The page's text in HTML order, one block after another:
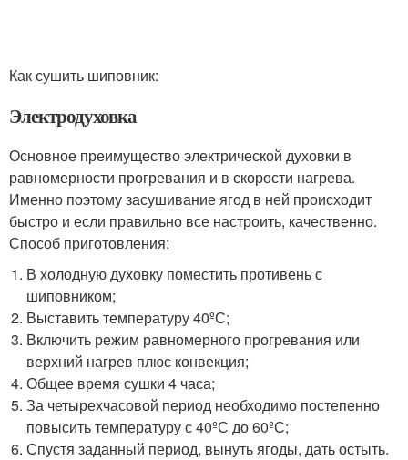
Как сушить шиповник:
Электродуховка
Основное преимущество электрической духовки в
равномерности прогревания и в скорости нагрева.
Именно поэтому засушивание ягод в ней происходит
быстро и если правильно все настроить, качественно.
Способ приготовления:
В холодную духовку поместить противень с
шиповником;
Выставить температуру 40ºС;
Включить режим равномерного прогревания или
верхний нагрев плюс конвекция;
Общее время сушки 4 часа;
За четырехчасовой период необходимо постепенно
повысить температуру с 40ºС до 60ºС;
Спустя заданный период, вынуть ягоды, дать остыть.